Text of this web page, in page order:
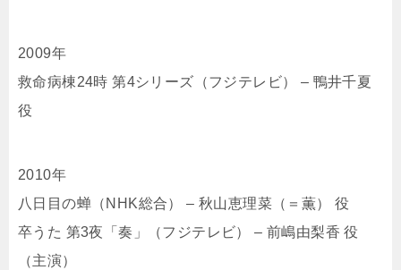
2009年
救命病棟24時 第4シリーズ（フジテレビ） – 鴨井千夏
役
2010年
八日目の蝉（NHK総合） – 秋山恵理菜（＝薫） 役
卒うた 第3夜「奏」（フジテレビ） – 前嶋由梨香 役
（主演）